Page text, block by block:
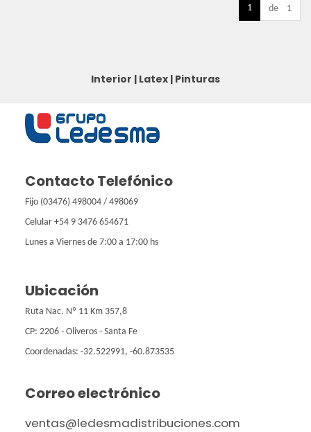
1 de 1
Interior | Latex | Pinturas
Contacto Telefónico
Fijo (03476) 498004 / 498069
Celular +54 9 3476 654671
Lunes a Viernes de 7:00 a 17:00 hs
Ubicación
Ruta Nac. Nº 11 Km 357,8
CP: 2206 - Oliveros - Santa Fe
Coordenadas: -32.522991, -60.873535
Correo electrónico
ventas@ledesmadistribuciones.com